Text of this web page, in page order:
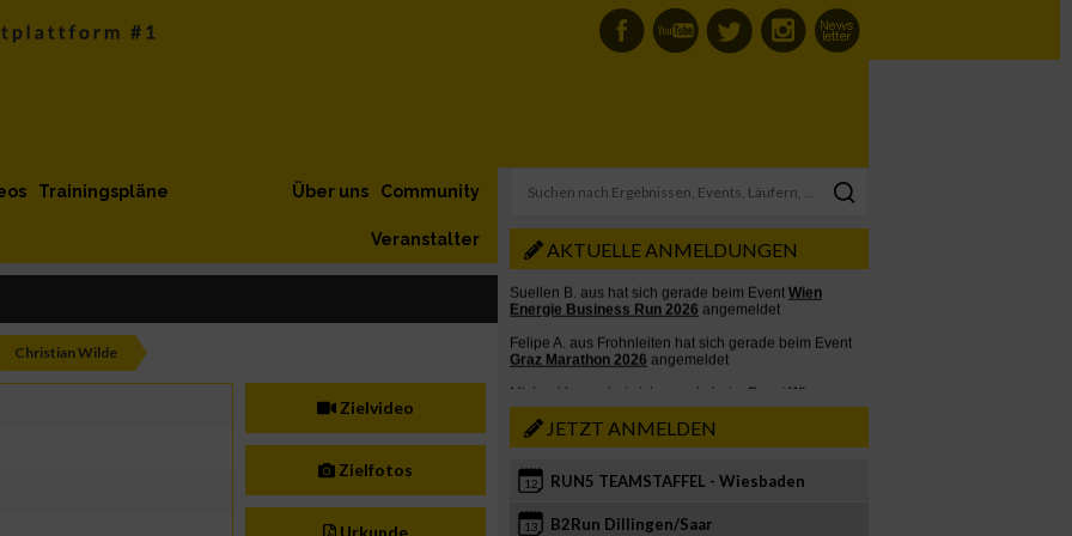
Trainingspläne Community
Über uns
Veranstalter
Christian Wilde
Zielvideo
Zielfotos
Urkunde
AKTUELLE ANMELDUNGEN
JETZT ANMELDEN
12 RUN5 TEAMSTAFFEL - Wiesbaden
13 B2Run Dillingen/Saar